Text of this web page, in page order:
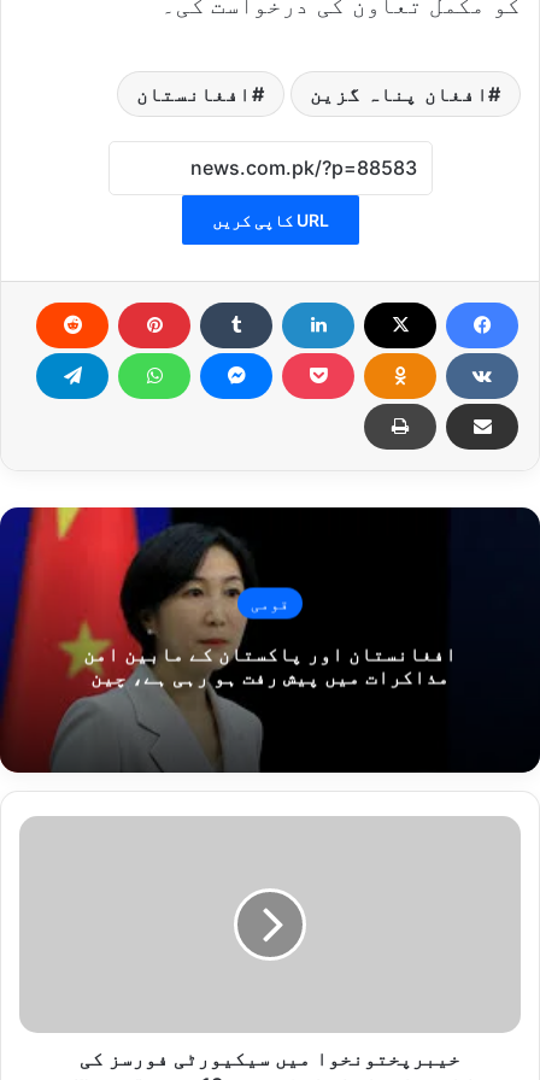
کو مکمل تعاون کی درخواست کی۔
افغان پناہ گزین افغانستان
URL کاپی کریں
قومی
افغانستان اور پاکستان کے مابین امن
مذاکرات میں پیش رفت ہو رہی ہے، چین
خ
ن
خیبرپختونخوا میں سیکیورٹی فورسز کی